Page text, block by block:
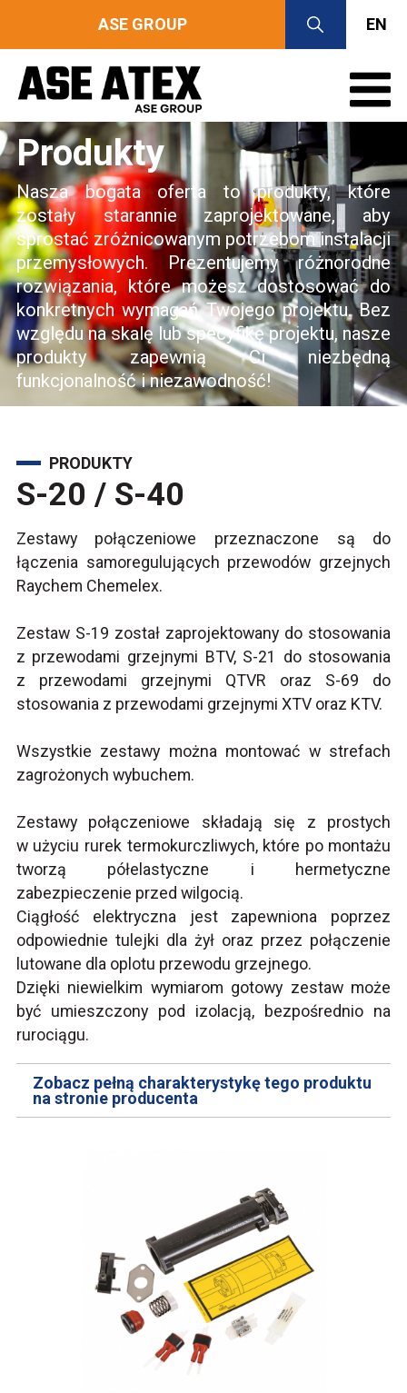
ASE GROUP EN
Produkty
Nasza bogata oferta to produkty, które
zostały starannie zaprojektowane, aby
sprostać zróżnicowanym potrzebom instalacji
przemysłowych. Prezentujemy różnorodne
rozwiązania, które możesz dostosować do
konkretnych wymagań Twojego projektu. Bez
względu na skalę lub specyfikę projektu, nasze
produkty zapewnią Ci niezbędną
funkcjonalność i niezawodność!
PRODUKTY
S-20 / S-40
Zestawy połączeniowe przeznaczone są do
łączenia samoregulujących przewodów grzejnych
Raychem Chemelex.
Zestaw S-19 został zaprojektowany do stosowania
z przewodami grzejnymi BTV, S-21 do stosowania
z przewodami grzejnymi QTVR oraz S-69 do
stosowania z przewodami grzejnymi XTV oraz KTV.
Wszystkie zestawy można montować w strefach
zagrożonych wybuchem.
Zestawy połączeniowe składają się z prostych
w użyciu rurek termokurczliwych, które po montażu
tworzą półelastyczne i hermetyczne
zabezpieczenie przed wilgocią.
Ciągłość elektryczna jest zapewniona poprzez
odpowiednie tulejki dla żył oraz przez połączenie
lutowane dla oplotu przewodu grzejnego.
Dzięki niewielkim wymiarom gotowy zestaw może
być umieszczony pod izolacją, bezpośrednio na
rurociągu.
Zobacz pełną charakterystykę tego produktu
na stronie producenta